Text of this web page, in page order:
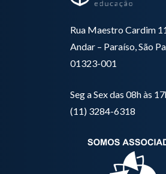
Rua Maestro Cardim
Andar – Paraíso, São
01323-001
Seg a Sex das 08h às
(11) 3284-6318